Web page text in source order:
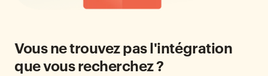
Vous ne trouvez pas l'intégration
que vous recherchez ?